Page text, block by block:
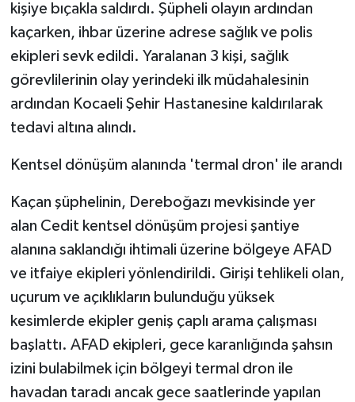
kişiye bıçakla saldırdı. Şüpheli olayın ardından
kaçarken, ihbar üzerine adrese sağlık ve polis
ekipleri sevk edildi. Yaralanan 3 kişi, sağlık
görevlilerinin olay yerindeki ilk müdahalesinin
ardından Kocaeli Şehir Hastanesine kaldırılarak
tedavi altına alındı.
Kentsel dönüşüm alanında 'termal dron' ile arandı
Kaçan şüphelinin, Dereboğazı mevkisinde yer
alan Cedit kentsel dönüşüm projesi şantiye
alanına saklandığı ihtimali üzerine bölgeye AFAD
ve itfaiye ekipleri yönlendirildi. Girişi tehlikeli olan,
uçurum ve açıklıkların bulunduğu yüksek
kesimlerde ekipler geniş çaplı arama çalışması
başlattı. AFAD ekipleri, gece karanlığında şahsın
izini bulabilmek için bölgeyi termal dron ile
havadan taradı ancak gece saatlerinde yapılan